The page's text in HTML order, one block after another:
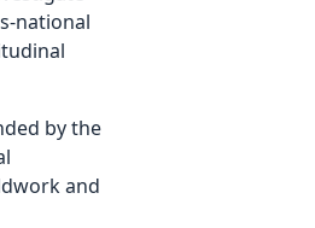
national
by the
and